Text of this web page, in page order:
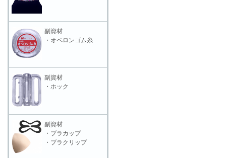
副資材
・オペロンゴム糸
副資材
・ホック
副資材
・ブラカップ
・ブラクリップ